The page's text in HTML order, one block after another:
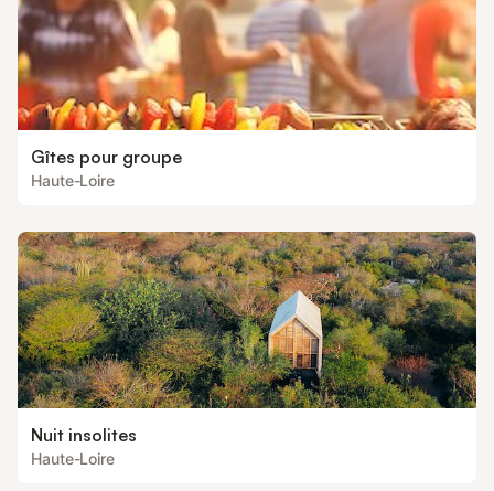
Gîtes pour groupe
Haute-Loire
Nuit insolites
Haute-Loire